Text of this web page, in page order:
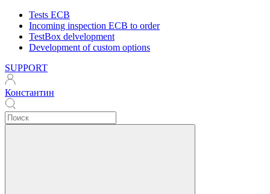
Tests ECB
Incoming inspection ECB to order
TestBox delvelopment
Development of custom options
SUPPORT
Константин